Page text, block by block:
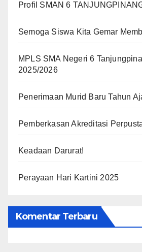
Profil SMAN 6
Semoga Siswa Kita Gemar
MPLS SMA Negeri 6
2025/2026
Penerimaan Murid Baru Tahun
Pemberkasan Akreditasi
Keadaan Darurat!
Perayaan Hari Kartini 2025
Komentar Terbaru